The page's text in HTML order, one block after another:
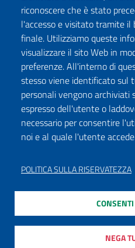
Seguici su:
FacebookTwitter Instagram
ISCRIVITI ALLA NEWSLETTER
DICHIARAZIONE DI
PRIVACY
NOTE
MAPPA
riconoscere che è stato
l'accesso e visitato tramite il
finale. Utilizziamo queste
visualizzare il sito Web in
preferenze. All'interno di
stesso viene identificato sul
personali vengono archiviati
espresso dell'utente o
necessario per consentire
noi e al quale l'utente
POLITICA SULLA RISERVATEZZA
NEGA